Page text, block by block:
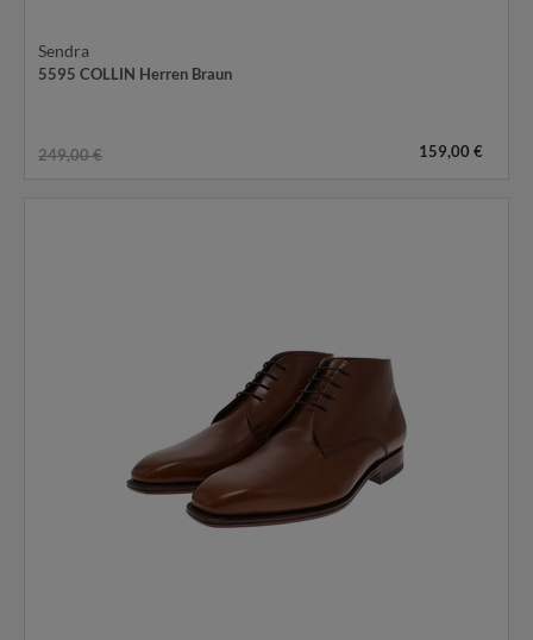
Sendra
5595 COLLIN Herren Braun
249,00 € 159,00 €